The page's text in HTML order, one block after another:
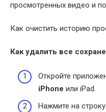
просмотренных видео и
Как очистить историю
Какудалить все
Откройте
iPhone или iPad.
Нажмите на